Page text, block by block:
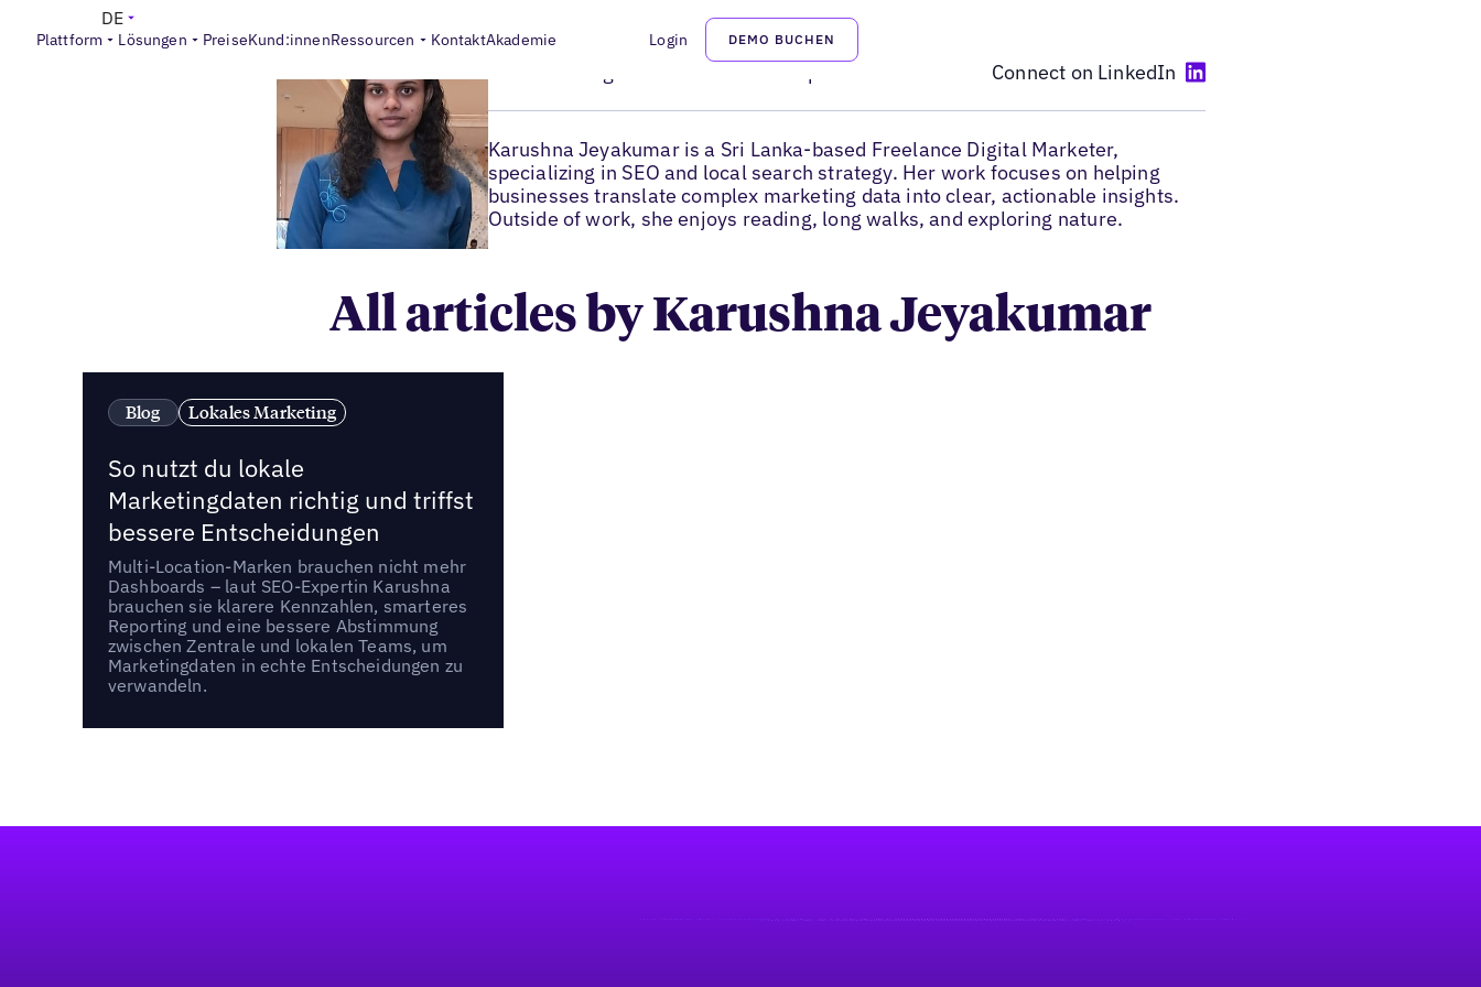
Plattform Lösungen PreiseKund:innenRessourcen KontaktAkademie Login DEMO BUCHEN
DE
Karushna Jeyakumar
Connect on LinkedIn
Karushna Jeyakumar is a Sri Lanka-based Freelance Digital Marketer,
specializing in SEO and local search strategy. Her work focuses on helping
businesses translate complex marketing data into clear, actionable insights.
Outside of work, she enjoys reading, long walks, and exploring nature.
All articles by Karushna Jeyakumar
Blog Lokales Marketing
So nutzt du lokale
Marketingdaten richtig und triffst
bessere Entscheidungen
Multi-Location-Marken brauchen nicht mehr
Dashboards – laut SEO-Expertin Karushna
brauchen sie klarere Kennzahlen, smarteres
Reporting und eine bessere Abstimmung
zwischen Zentrale und lokalen Teams, um
Marketingdaten in echte Entscheidungen zu
verwandeln.